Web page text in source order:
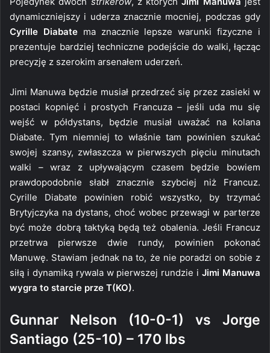
dynamiczniejszy i uderza znacznie mocniej, podczas gdy
Cyrille Diabatema znacznie lepsze warunki fizyczne i
prezentuje bardziej techniczne podejście do walki, łącząc
precyzję z szerokim arsenałem uderzeń.
Jimi Manuwa będzie musiał przedrzeć się przez zasieki w
postaci kopnięć i prostych Francuza – jeśli uda mu się
wejść w półdystans, będzie musiał uważać na kolana
Diabate. Tym niemniej to właśnie tam powinien szukać
swojej szansy, zwłaszcza w pierwszych pięciu minutach
walki – wraz z upływającym czasem będzie bowiem
prawdopodobnie słabł znacznie szybciej niż Francuz.
Cyrille Diabate powinien robić wszystko, by trzymać
Brytyjczyka na dystans, choć wobec przewagi w parterze
być może dobrą taktyką będą też obalenia. Jeśli Francuz
przetrwa pierwsze dwie rundy, powinien pokonać
Manuwę. Stawiam jednak na to, że nie poradzi on sobie z
siłą i dynamiką rywala w pierwszej rundzie iJimi Manuwa
wygra to starcie prze T(KO).
Gunnar Nelson (10-0-1) vs Jorge
Santiago (25-10) – 170 lbs